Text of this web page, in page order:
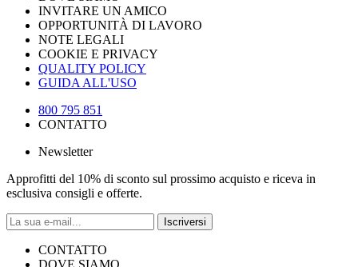
INVITARE UN AMICO
OPPORTUNITÀ DI LAVORO
NOTE LEGALI
COOKIE E PRIVACY
QUALITY POLICY
GUIDA ALL'USO
800 795 851
CONTATTO
Newsletter
Approfitti del 10% di sconto sul prossimo acquisto e riceva in
esclusiva consigli e offerte.
Iscriversi
CONTATTO